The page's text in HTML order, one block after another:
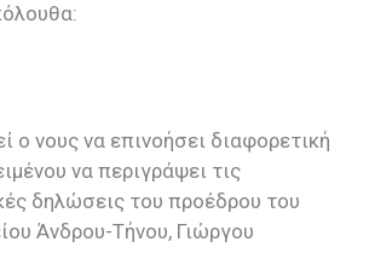
ο νους να επινοήσει διαφορετική
να περιγράψει τις
δηλώσεις του προέδρου του
Άνδρου-Τήνου, Γιώργου